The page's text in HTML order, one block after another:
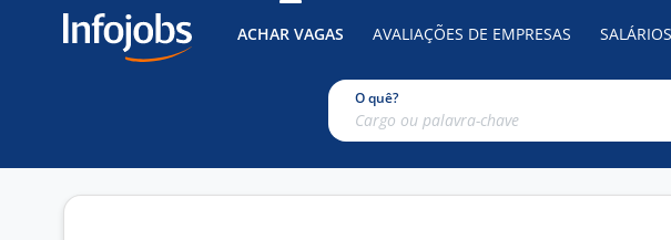
ACHAR VAGAS AVALIAÇÕES DE EMPRESAS SALÁRIOS
O quê?